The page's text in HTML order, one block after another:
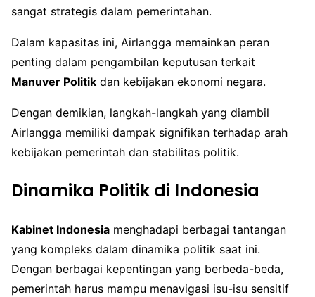
sangat strategis dalam pemerintahan.
Dalam kapasitas ini, Airlangga memainkan peran
penting dalam pengambilan keputusan terkait
Manuver Politik dan kebijakan ekonomi negara.
Dengan demikian, langkah-langkah yang diambil
Airlangga memiliki dampak signifikan terhadap arah
kebijakan pemerintah dan stabilitas politik.
Dinamika Politik di Indonesia
Kabinet Indonesia menghadapi berbagai tantangan
yang kompleks dalam dinamika politik saat ini.
Dengan berbagai kepentingan yang berbeda-beda,
pemerintah harus mampu menavigasi isu-isu sensitif